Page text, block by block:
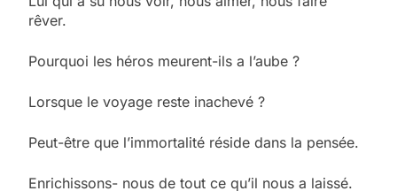
rêver.
Pourquoi les héros meurent-ils a l’aube ?
Lorsque le voyage reste inachevé ?
Peut-être que l’immortalité réside dans la pensée.
Enrichissons- nous de tout ce qu’il nous a laissé.